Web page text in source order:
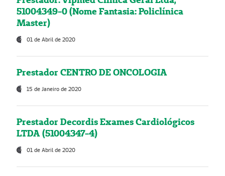
51004349-0 (Nome Fantasia: Policlínica
Master)
01 de Abril de 2020
Prestador CENTRO DE ONCOLOGIA
15 de Janeiro de 2020
Prestador Decordis Exames Cardiológicos
LTDA (51004347-4)
01 de Abril de 2020